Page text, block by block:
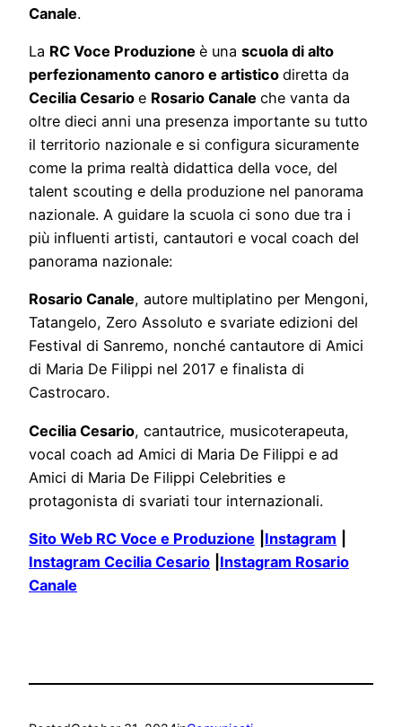
Canale.
La RC Voce Produzione è una scuola di alto
perfezionamento canoro e artistico diretta da
Cecilia Cesario e Rosario Canale che vanta da
oltre dieci anni una presenza importante su tutto
il territorio nazionale e si configura sicuramente
come la prima realtà didattica della voce, del
talent scouting e della produzione nel panorama
nazionale. A guidare la scuola ci sono due tra i
più influenti artisti, cantautori e vocal coach del
panorama nazionale:
Rosario Canale, autore multiplatino per Mengoni,
Tatangelo, Zero Assoluto e svariate edizioni del
Festival di Sanremo, nonché cantautore di Amici
di Maria De Filippi nel 2017 e finalista di
Castrocaro.
Cecilia Cesario, cantautrice, musicoterapeuta,
vocal coach ad Amici di Maria De Filippi e ad
Amici di Maria De Filippi Celebrities e
protagonista di svariati tour internazionali.
Sito Web RC Voce e Produzione Instagram
Instagram Cecilia Cesario Instagram Rosario
Canale